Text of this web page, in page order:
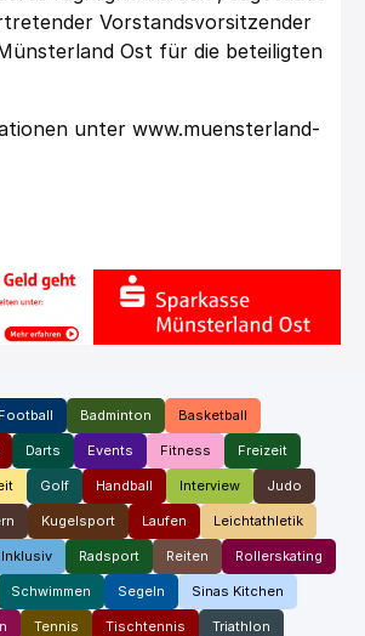
Vorstandsvorsitzender
Ost für die beteiligten
unter www.muensterland-
Badminton Basketball
Darts Events Fitness Freizeit
Golf Handball Interview Judo
Kugelsport Laufen Leichtathletik
Radsport Reiten Rollerskating
Schwimmen Segeln Sinas Kitchen
Tennis Tischtennis Triathlon